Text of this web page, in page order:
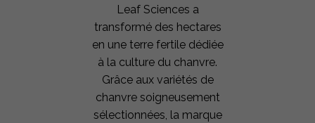
Leaf Sciences a
transformé des hectares
en une terre fertile dédiée
à la culture du chanvre.
Grâce aux variétés de
chanvre soigneusement
sélectionnées, la marque